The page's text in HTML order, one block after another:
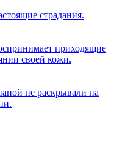
страдания.
приходящие
своей кожи.
не раскрывали на